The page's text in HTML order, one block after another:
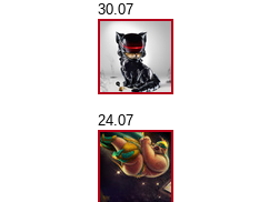
30.07
24.07